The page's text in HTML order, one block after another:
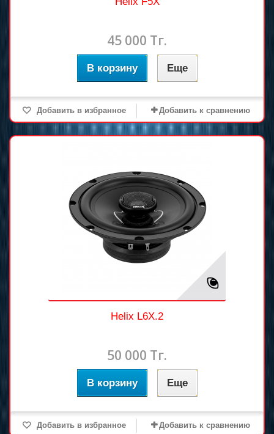
45 000 Тг.
В корзину Еще
Добавить в избранное Добавить к сравнению
Helix L6X.2
50 000 Тг.
В корзину Еще
Добавить в избранное Добавить к сравнению